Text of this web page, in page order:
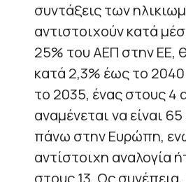
συντάξεις των
αντιστοιχούν κατά
25% του ΑΕΠ στην ΕΕ,
κατά 2,3% έως το
το 2035, ένας στους
αναμένεται να είναι
πάνω στην Ευρώπη,
αντίστοιχη αναλογία